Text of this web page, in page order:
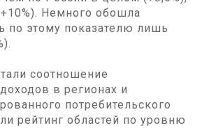
Немного обошла
по этому показателю лишь
соотношение
в регионах и
потребительского
рейтинг областей по уровню